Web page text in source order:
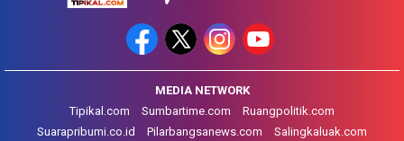
MEDIA NETWORK
Tipikal.com
Sumbartime.com
Ruangpolitik.com
Suarapribumi.co.id
Pilarbangsanews.com
Salingkaluak.com